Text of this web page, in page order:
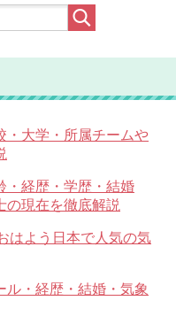
・大学・所属チームや
・経歴・学歴・結婚
の現在を徹底解説
はよう日本で人気の気
ル・経歴・結婚・気象